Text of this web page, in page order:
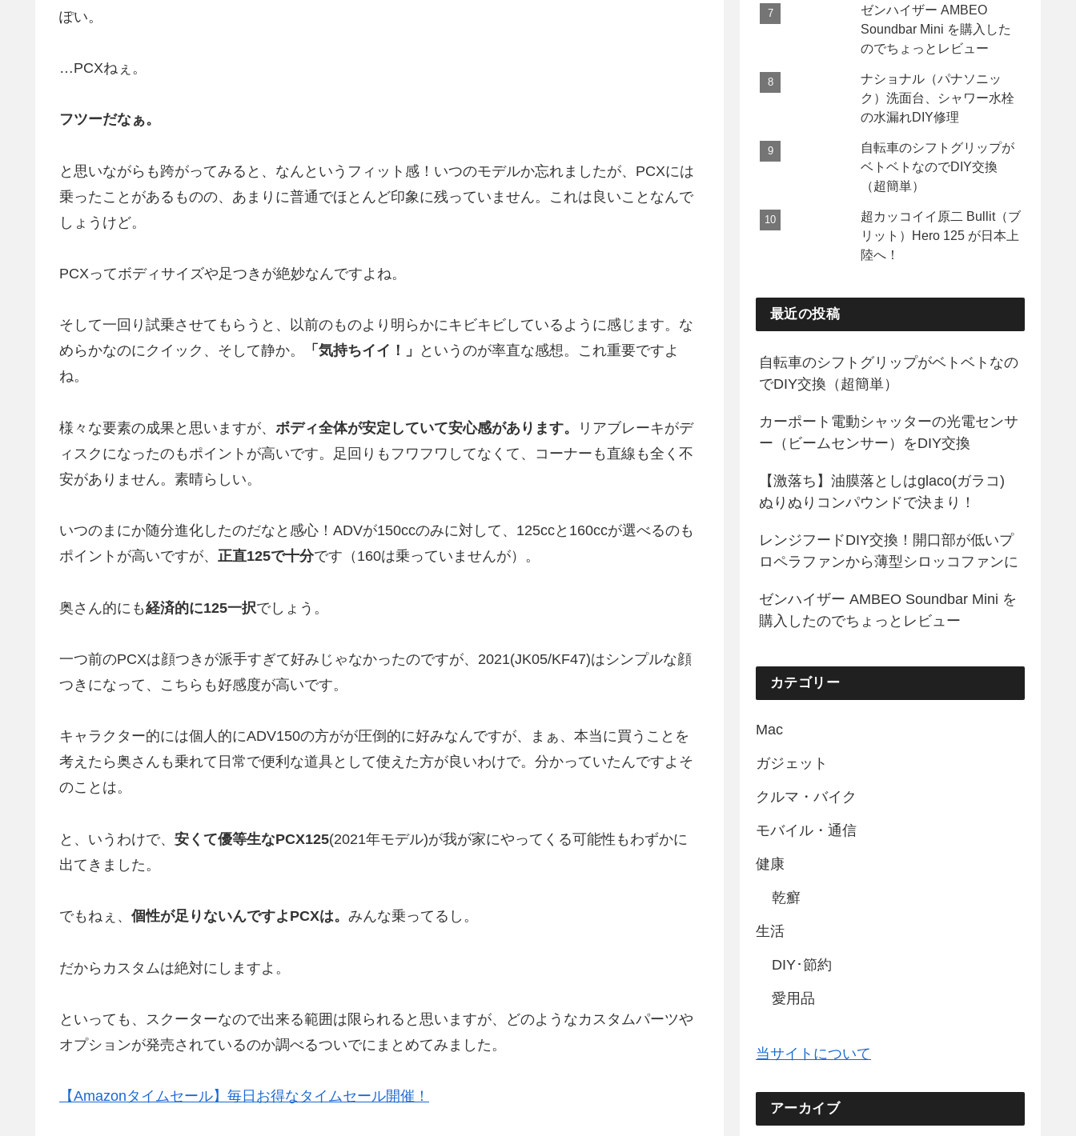
ぽい。
…PCXねぇ。
フツーだなぁ。
と思いながらも跨がってみると、なんというフィット感！いつのモデルか忘れましたが、PCXには
乗ったことがあるものの、あまりに普通でほとんど印象に残っていません。これは良いことなんで
しょうけど。
PCXってボディサイズや足つきが絶妙なんですよね。
そして一回り試乗させてもらうと、以前のものより明らかにキビキビしているように感じます。な
めらかなのにクイック、そして静か。
「気持ちイイ！」
というのが率直な感想。これ重要ですよ
ね。
様々な要素の成果と思いますが、 ボディ全体が安定していて安心感があります。
リアブレーキがデ
ィスクになったのもポイントが高いです。足回りもフワフワしてなくて、コーナーも直線も全く不
安がありません。素晴らしい。
いつのまにか随分進化したのだなと感心！ADVが150ccのみに対して、125ccと160ccが選べるのも
ポイントが高いですが、 正直125で十分です（160は乗っていませんが）。
奥さん的にも経済的に125一択でしょう。
一つ前のPCXは顔つきが派手すぎて好みじゃなかったのですが、2021(JK05/KF47)はシンプルな顔
つきになって、こちらも好感度が高いです。
キャラクター的には個人的にADV150の方がが圧倒的に好みなんですが、まぁ、本当に買うことを
考えたら奥さんも乗れて日常で便利な道具として使えた方が良いわけで。分かっていたんですよそ
のことは。
と、いうわけで、 安くて優等生なPCX125(2021年モデル)が我が家にやってくる可能性もわずかに
出てきました。
でもねぇ、 個性が足りないんですよPCXは。 みんな乗ってるし。
だからカスタムは絶対にしますよ。
といっても、スクーターなので出来る範囲は限られると思いますが、どのようなカスタムパーツや
オプションが発売されているのか調べるついでにまとめてみました。
【Amazonタイムセール】毎日お得なタイムセール開催！
ゼンハイザー AMBEO
Soundbar Mini を購入した
のでちょっとレビュー
ナショナル（パナソニッ
ク）洗面台、シャワー水栓
の水漏れDIY修理
自転車のシフトグリップが
ベトベトなのでDIY交換
（超簡単）
超カッコイイ原二 Bullit（ブ
リット）Hero 125 が日本上
陸へ！
最近の投稿
自転車のシフトグリップがベトベトなの
でDIY交換（超簡単）
カーポート電動シャッターの光電センサ
ー（ビームセンサー）をDIY交換
【激落ち】油膜落としはglaco(ガラコ)
ぬりぬりコンパウンドで決まり！
レンジフードDIY交換！開口部が低いプ
ロペラファンから薄型シロッコファンに
ゼンハイザー AMBEO Soundbar Mini を
購入したのでちょっとレビュー
カテゴリー
Mac
ガジェット
クルマ・バイク
モバイル・通信
健康
乾癬
生活
DIY･節約
愛用品
当サイトについて
アーカイブ